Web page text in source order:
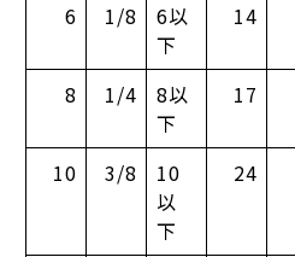
6 1/8
6以
下
14
8 1/4
8以
下
17
10 3/8
10
以
下
24